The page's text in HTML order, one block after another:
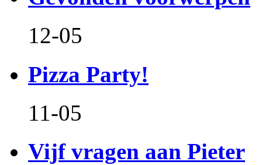
12-05
Pizza Party!
11-05
Vijf vragen aan Pieter